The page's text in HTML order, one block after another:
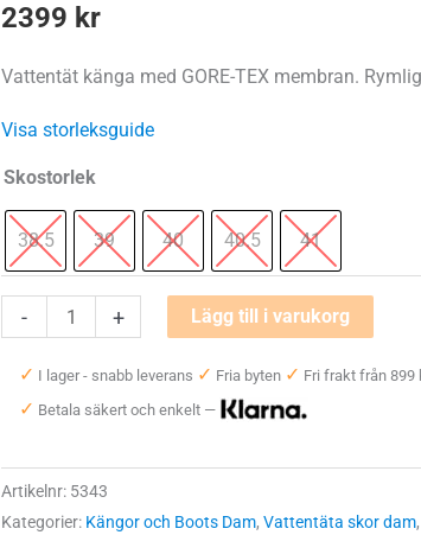
2399 kr
Vattentät känga med GORE-TEX membran.
Visa storleksguide
Skostorlek
38.5 39 40 40.5 41
-
Altra
Olympus
Hike
GORE-
TEX
+ Lägg till i varukorg
✓ I lager - snabb leverans ✓ Fria byten ✓ Fri frakt från 899
✓ Betala säkert och enkelt —
Artikelnr: 5343
Kategorier: Kängor och Boots Dam, Vattentäta skor dam,